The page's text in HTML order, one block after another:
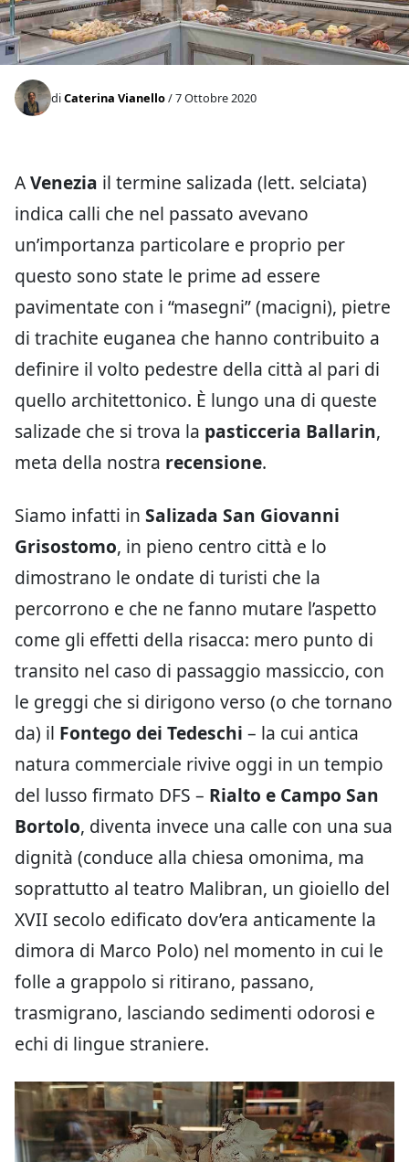
diCaterina Vianello/ 7 Ottobre 2020
AVenezia il termine salizada (lett. selciata)
indica calli che nel passato avevano
un’importanza particolare e proprio per
questo sono state le prime ad essere
pavimentate con i “masegni” (macigni), pietre
di trachite euganea che hanno contribuito a
definire il volto pedestre della città al pari di
quello architettonico. È lungo una di queste
salizade che si trova la pasticceria Ballarin,
meta della nostra recensione.
Siamo infatti in Salizada San Giovanni
Grisostomo, in pieno centro città e lo
dimostrano le ondate di turisti che la
percorrono e che ne fanno mutare l’aspetto
come gli effetti della risacca: mero punto di
transito nel caso di passaggio massiccio, con
le greggi che si dirigono verso (o che tornano
da) il Fontego dei Tedeschi – la cui antica
natura commerciale rivive oggi in un tempio
del lusso firmato DFS – Rialto e Campo San
Bortolo, diventa invece una calle con una sua
dignità (conduce alla chiesa omonima, ma
soprattutto al teatro Malibran, un gioiello del
XVII secolo edificato dov’era anticamente la
dimora di Marco Polo) nel momento in cui le
folle a grappolo si ritirano, passano,
trasmigrano, lasciando sedimenti odorosi e
echi di lingue straniere.